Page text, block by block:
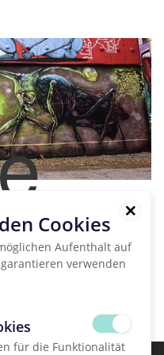
Cookies
Aufenthalt auf
verwenden
für die Funktionalität